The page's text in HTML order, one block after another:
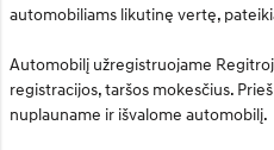
automobiliams likutinę vertę,
Automobilį užregistruojame
registracijos, taršos mokesčius.
nuplauname ir išvalome automobilį.